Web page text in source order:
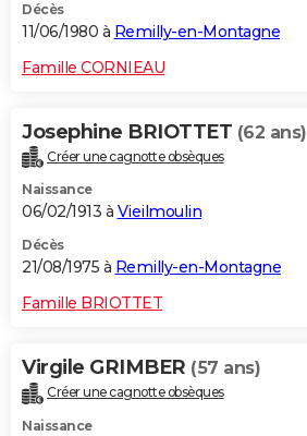
Décès
11/06/1980 à Remilly-en-Montagne
Famille CORNIEAU
Josephine BRIOTTET (62 ans)
Créer une cagnotte obsèques
Naissance
06/02/1913 à Vieilmoulin
Décès
21/08/1975 à Remilly-en-Montagne
Famille BRIOTTET
Virgile GRIMBER (57 ans)
Créer une cagnotte obsèques
Naissance